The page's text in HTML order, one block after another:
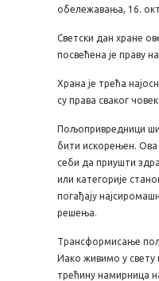
обележавања, 16.
Светски дан хране
посвећена је праву
Храна је трећа
су права сваког
Пољопривредници
бити искорењен. Ова
себи да приушти
или категорије
погађају
решења.
Трансформисање
Иако живимо у свету
трећину намирница